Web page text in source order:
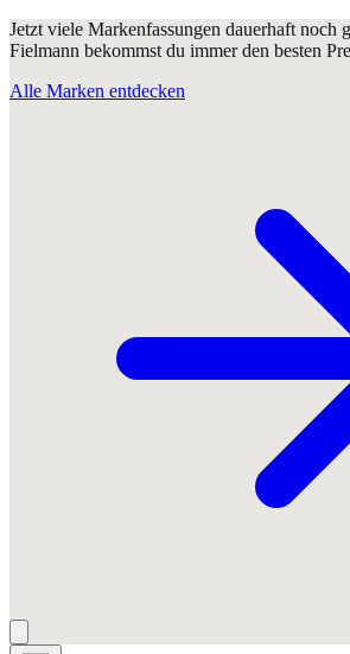
Jetzt viele Markenfassungen dauerhaft noch
Fielmann bekommst du immer den besten
Alle Marken entdecken